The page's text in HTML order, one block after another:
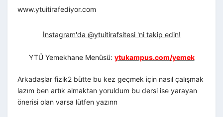
www.ytuitirafediyor.com
İnstagram'da @ytuitirafsitesi 'ni takip edin!
YTÜ Yemekhane Menüsü: ytukampus.com/yemek
Arkadaşlar fizik2 bütte bu kez geçmek için nasıl çalışmak
lazım ben artık almaktan yoruldum bu dersi ise yarayan
önerisi olan varsa lütfen yazınn